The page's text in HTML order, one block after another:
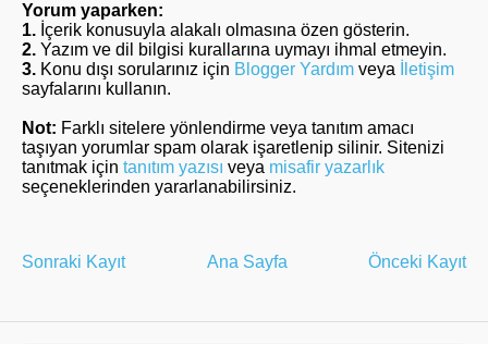
Yorum yaparken:
1. İçerik konusuyla alakalı olmasına özen gösterin.
2. Yazım ve dil bilgisi kurallarına uymayı ihmal etmeyin.
3. Konu dışı sorularınız için Blogger Yardım veya
İletişim
sayfalarını kullanın.
Not: Farklı sitelere yönlendirme veya tanıtım amacı
taşıyan yorumlar spam olarak işaretlenip silinir. Sitenizi
tanıtmak için tanıtım yazısı veya misafir yazarlık
seçeneklerinden yararlanabilirsiniz.
Sonraki Kayıt Önceki Kayıt
Ana Sayfa